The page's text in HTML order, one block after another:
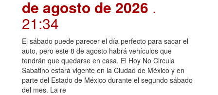
de agosto de 2026 .
21:34
El sábado puede parecer el día perfecto para sacar el
auto, pero este 8 de agosto habrá vehículos que
tendrán que quedarse en casa. El Hoy No Circula
Sabatino estará vigente en la Ciudad de México y en
parte del Estado de México durante el segundo sábado
del mes. La re